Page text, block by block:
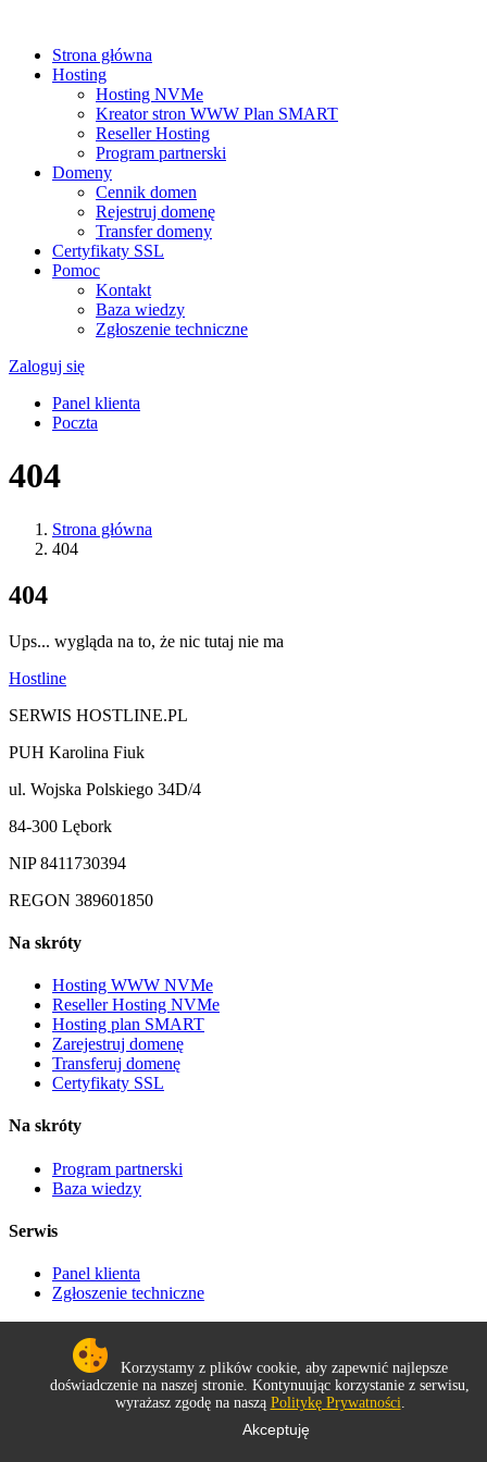
Strona główna
Hosting
Hosting NVMe
Kreator stron WWW Plan SMART
Reseller Hosting
Program partnerski
Domeny
Cennik domen
Rejestruj domenę
Transfer domeny
Certyfikaty SSL
Pomoc
Kontakt
Baza wiedzy
Zgłoszenie techniczne
Zaloguj się
Panel klienta
Poczta
404
Strona główna
404
404
Ups... wygląda na to, że nic tutaj nie ma
Hostline
SERWIS HOSTLINE.PL
PUH Karolina Fiuk
ul. Wojska Polskiego 34D/4
84-300 Lębork
NIP 8411730394
REGON 389601850
Na skróty
Hosting WWW NVMe
Reseller Hosting NVMe
Hosting plan SMART
Zarejestruj domenę
Transferuj domenę
Certyfikaty SSL
Na skróty
Program partnerski
Baza wiedzy
Serwis
Panel klienta
Zgłoszenie techniczne
Dokumenty
Regulaminy
Polityka prywatności
2021-2026
Korzystamy z plików cookie, aby zapewnić najlepsze
doświadczenie na naszej stronie. Kontynuując korzystanie z serwisu,
wyrażasz zgodę na naszą Politykę Prywatności.
Akceptuję